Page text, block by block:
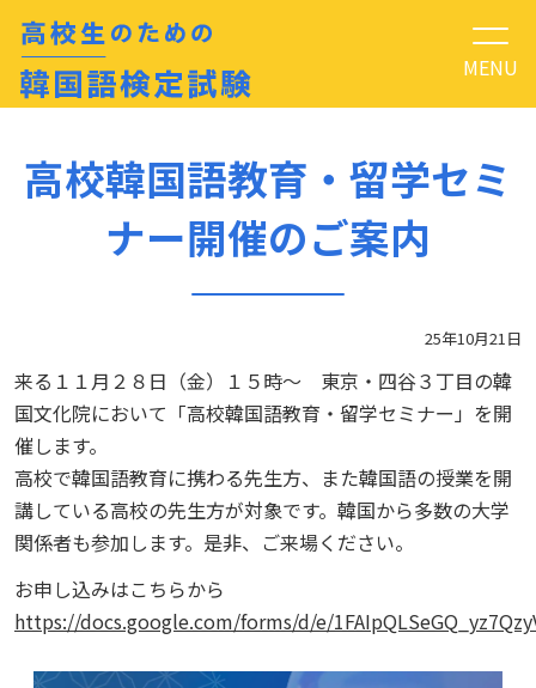
MENU
高校韓国語教育・留学セミ
ナー開催のご案内
25年10月21日
来る１１月２８日（金）１５時～ 東京・四谷３丁目の韓
国文化院において「高校韓国語教育・留学セミナー」を開
催します。
高校で韓国語教育に携わる先生方、また韓国語の授業を開
講している高校の先生方が対象です。韓国から多数の大学
関係者も参加します。是非、ご来場ください。
お申し込みはこちらから
https://docs.google.com/forms/d/e/